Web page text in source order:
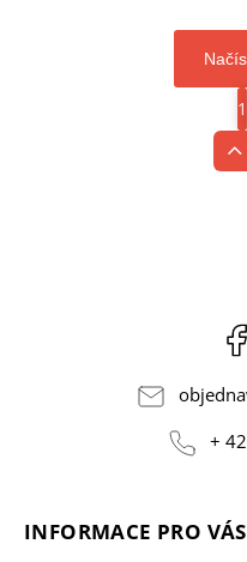
1
+
INFORMACE PRO VÁS